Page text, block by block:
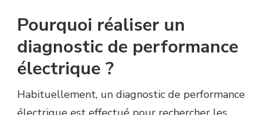
Pourquoi réaliser un
diagnostic de performance
électrique ?
Habituellement, un diagnostic de performance